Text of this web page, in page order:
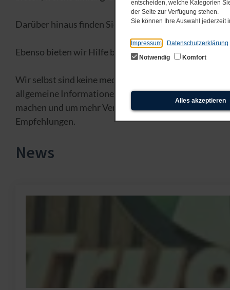
entscheiden, welche Kategorien
der Seite zur Verfügung stehen.
Sie können Ihre Auswahl jederzeit
Impressum
Datenschutzerklärung
Notwendig
Komfort
Alles akzeptieren
Darüber hinaus finden Sie aktuelle Informationen,
Ebenso bieten wir Hilfe bei der Kontaktaufnahme
Wir selbst sind keine medizinischen Fachleute,
allgemeine Informationen über den
machen und um mehr Verständnis für die Schicksale
Empfehlungen.
News